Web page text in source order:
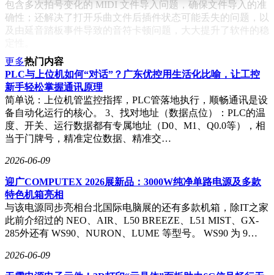
包含多次拍号变化的 MIDI 文件导入问题，确保文件导入的准
确性；还解决了打开乐曲文件后插件状态可能丢失的问题，以
及由延音踏板事件导致的音符卡顿问题，大大提升了软件的稳
对于 RapidComposer 6.x 的现有用户，此次更新可免费获取。
新用户若想使用这款软件，也有不同选择，完整版售价 199 美
元，精简版售价 79 美元。
更多热门内容
PLC与上位机如何“对话”？广东优控用生活化比喻，让工控
新手轻松掌握通讯原理
简单说：上位机管监控指挥，PLC管落地执行，顺畅通讯是设
备自动化运行的核心。 3、找对地址（数据点位）：PLC的温
度、开关、运行数据都有专属地址（D0、M1、Q0.0等），相
当于门牌号，精准定位数据、精准交…
2026-06-09
迎广COMPUTEX 2026展新品：3000W纯净单路电源及多款
特色机箱亮相
与该电源同步亮相台北国际电脑展的还有多款机箱，除IT之家
此前介绍过的 NEO、AIR、L50 BREEZE、L51 MIST、GX-
285外还有 WS90、NURON、LUME 等型号。 WS90 为 9…
2026-06-09